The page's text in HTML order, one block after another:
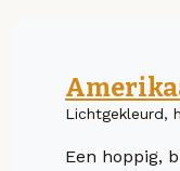
Lichtgekleurd,
Een hoppig,